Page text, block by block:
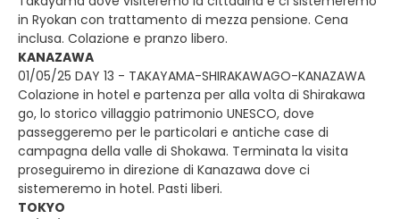
in Ryokan con trattamento di mezza pensione. Cena
inclusa. Colazione e pranzo libero.
KANAZAWA
01/05/25 DAY 13 - TAKAYAMA-SHIRAKAWAGO-KANAZAWA
Colazione in hotel e partenza per alla volta di Shirakawa
go, lo storico villaggio patrimonio UNESCO, dove
passeggeremo per le particolari e antiche case di
campagna della valle di Shokawa. Terminata la visita
proseguiremo in direzione di Kanazawa dove ci
sistemeremo in hotel. Pasti liberi.
TOKYO